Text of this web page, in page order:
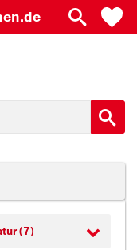
(7)